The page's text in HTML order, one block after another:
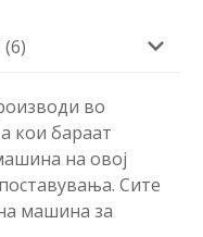
во
кои бараат
на овој
Сите
машина за